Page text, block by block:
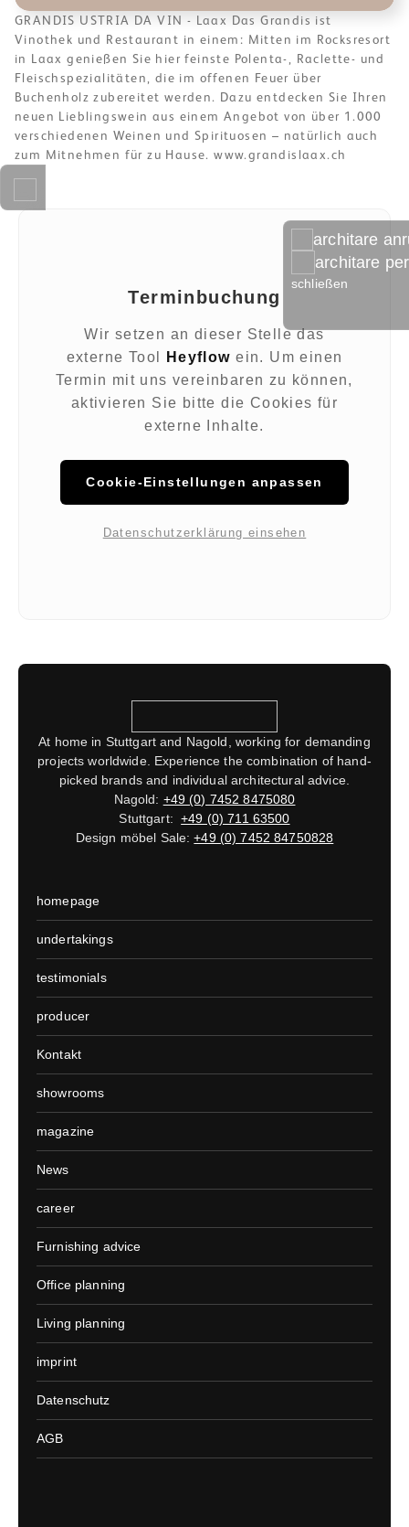
GRANDIS USTRIA DA VIN - Laax Das Grandis ist
Vinothek und Restaurant in einem: Mitten im Rocksresort
in Laax genießen Sie hier feinste Polenta-, Raclette- und
Fleischspezialitäten, die im offenen Feuer über
Buchenholz zubereitet werden. Dazu entdecken Sie Ihren
neuen Lieblingswein aus einem Angebot von über 1.000
verschiedenen Weinen und Spirituosen – natürlich auch
zum Mitnehmen für zu Hause. www.grandislaax.ch
architare
architare
schließen
Terminbuchung
Wir setzen an dieser Stelle das
externe Tool
Heyflow ein. Um einen
Termin mit uns vereinbaren zu können,
aktivieren Sie bitte die Cookies für
externe Inhalte.
Cookie-Einstellungen anpassen
Datenschutzerklärung einsehen
At home in Stuttgart and Nagold, working for demanding
projects worldwide. Experience the combination of hand-
picked brands and individual architectural advice.
Nagold: +49 (0) 7452 8475080
Stuttgart:+49 (0) 711 63500
Design möbel Sale:+49 (0) 7452 84750828
homepage
undertakings
testimonials
producer
Kontakt
showrooms
magazine
News
career
Furnishing advice
Office planning
Living planning
imprint
Datenschutz
AGB